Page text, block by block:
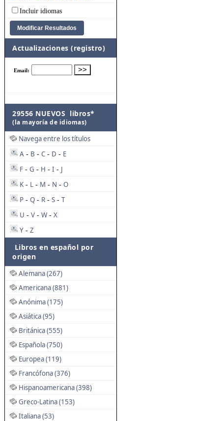
Incluir idiomas
Actualizaciones (registro)
29556 NUEVOS libros*
(la mayoría de idiomas)
Navega entre los títulos
A - B - C - D - E
F - G - H - I - J
K - L - M - N - O
P - Q - R - S - T
U - V - W - X
Y - Z
Libros en español por
origen
Alemana (267)
Americana (881)
Anónima (175)
Asiática (95)
Británica (555)
Española (750)
Europea (119)
Francófona (376)
Hispanoamericana (398)
Greco-Latina (153)
Italiana (53)